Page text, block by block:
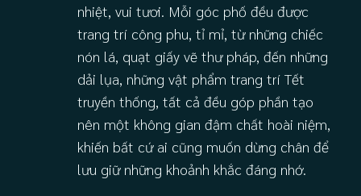
nhiệt, vui tươi. Mỗi góc phố đều được
trang trí công phu, tỉ mỉ, từ những chiếc
nón lá, quạt giấy vẽ thư pháp, đến những
dải lụa, những vật phẩm trang trí Tết
truyền thống, tất cả đều góp phần tạo
nên một không gian đậm chất hoài niệm,
khiến bất cứ ai cũng muốn dừng chân để
lưu giữ những khoảnh khắc đáng nhớ.